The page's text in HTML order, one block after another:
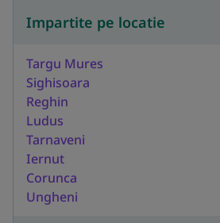
Impartite pe locatie
Targu Mures
Sighisoara
Reghin
Ludus
Tarnaveni
Iernut
Corunca
Ungheni